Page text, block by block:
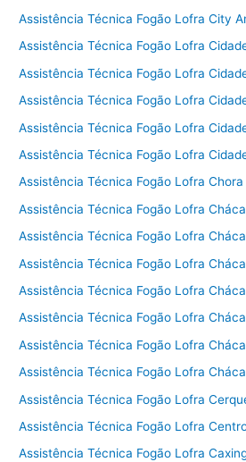
Assistência Técnica Fogão Lofra City
Assistência Técnica Fogão Lofra
Assistência Técnica Fogão Lofra
Assistência Técnica Fogão Lofra
Assistência Técnica Fogão Lofra
Assistência Técnica Fogão Lofra
Assistência Técnica Fogão Lofra
Assistência Técnica Fogão Lofra
Assistência Técnica Fogão Lofra
Assistência Técnica Fogão Lofra
Assistência Técnica Fogão Lofra
Assistência Técnica Fogão Lofra
Assistência Técnica Fogão Lofra
Assistência Técnica Fogão Lofra
Assistência Técnica Fogão Lofra
Assistência Técnica Fogão Lofra
Assistência Técnica Fogão Lofra